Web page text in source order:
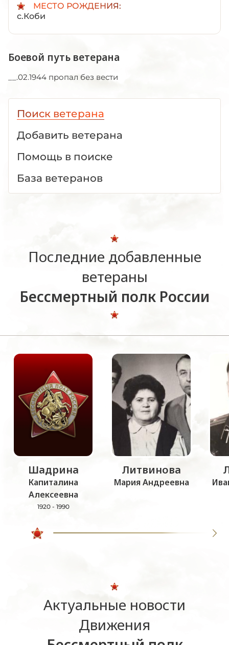
МЕСТО РОЖДЕНИЯ:
с.Коби
Боевой путь ветерана
__.02.1944 пропал без вести
Поиск ветерана
Добавить ветерана
Помощь в поиске
База ветеранов
Последние добавленные
ветераны
Бессмертный полк России
Шадрина
Капиталина
Алексеевна
1920 - 1990
Литвинова
Мария Андреевна
Актуальные новости
Движения